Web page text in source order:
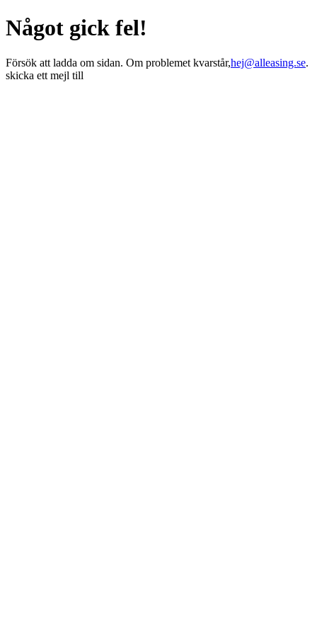
Något gick fel!
Försök att ladda om sidan. Om problemet kvarstår,hej@alleasing.se.
skicka ett mejl till